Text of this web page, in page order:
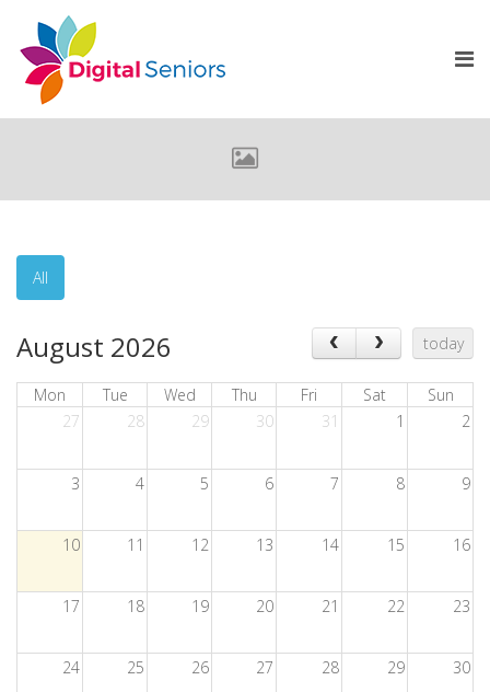
All
August 2026 today
Mon Tue Wed Thu Fri Sat
Sun
27
28 29 30 31 1 2
3 4 5 6 7 8 9
10 11 12 13 14 15 16
17 18 19 20 21 22 23
24 25 26 27 28 29 30